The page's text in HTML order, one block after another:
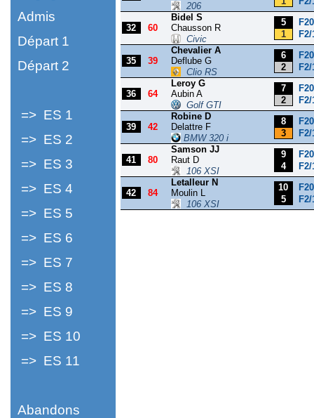
Admis
Départ 1
Départ 2
=> ES 1
=> ES 2
=> ES 3
=> ES 4
=> ES 5
=> ES 6
=> ES 7
=> ES 8
=> ES 9
=> ES 10
=> ES 11
Abandons
206
32 60
Bidel S
Chausson R
Civic
5
1
F2/
35 39
Chevalier A
Deflube G
Clio RS
6
2
F2/
36 64
Leroy G
Aubin A
Golf GTI
7
2
F2/
39 42
Robine D
Delattre F
BMW 320 i
8
3
F2/
41 80
Samson JJ
Raut D
106 XSI
9
4
F2/
42 84
Letalleur N
Moulin L
106 XSI
10
5
F2/